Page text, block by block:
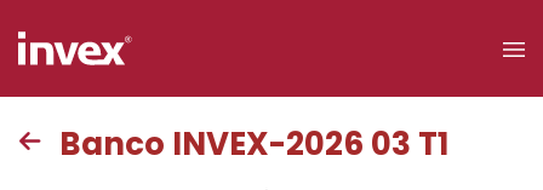
Banco INVEX-2026 03 T1